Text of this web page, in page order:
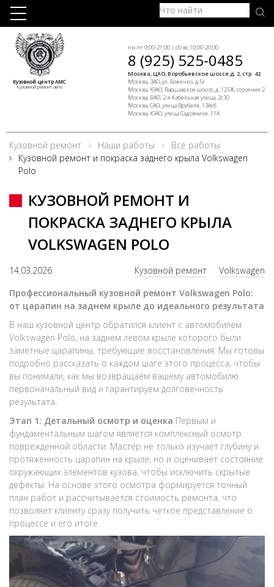
Кузовной центр АМС
Кузовной ремонт авто
пн-пт 9:00-21:00 | сб-вс 10:00-20:00
8 (925) 525-0485
Москва, ЦАО, Воробьевское шоссе д. 2, стр. 42
Москва, ЗАО, ул. Боженко, д.5г
Москва, ЮАО, Варшавское шоссе, д. 125Ж, строение 2
Москва, ВАО, 2-я Кабельная улица, 2с30
Москва, САО, улица Врубеля, 13Ас8
Москва, ЮАО, улица Садовники, 11А
Кузовной ремонт Наши работы
Все работы
Кузовной ремонт и покраска заднего крыла Volkswagen
Polo
КУЗОВНОЙ РЕМОНТ И
ПОКРАСКА ЗАДНЕГО КРЫЛА
VOLKSWAGEN POLO
14.03.2026 Кузовной ремонт
Volkswagen
Профессиональный кузовной ремонт Volkswagen Polo:
от царапин на заднем крыле до идеального результата
В наш кузовной центр обратился клиент с автомобилем
Volkswagen Polo, на заднем левом крыле которого были
заметные царапины, требующие восстановления. Мы готовы
подробно рассказать о каждом шаге этого процесса, чтобы
вы понимали, как мы возвращаем вашему автомобилю
первоначальный вид и гарантируем долговечность
результата.
Этап 1: Детальный осмотр и оценка Первым и
фундаментальным шагом является комплексный осмотр
поврежденной области. Мастер не только изучает глубину и
протяженность царапин на крыле, но и оценивает состояние
окружающих элементов кузова, чтобы исключить скрытые
дефекты. На основе этого осмотра формируется точный
план работ и рассчитывается стоимость ремонта, что
позволяет клиенту сразу получить четкое представление о
процессе и его итоге.